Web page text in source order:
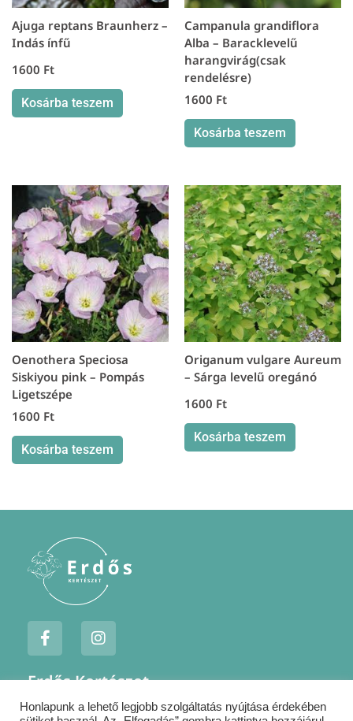
Ajuga reptans Braunherz –
Indás ínfű
1600 Ft
Kosárba teszem
Campanula grandiflora
Alba – Baracklevelű
harangvirág(csak
rendelésre)
1600 Ft
Kosárba teszem
Oenothera Speciosa
Siskiyou pink – Pompás
Ligetszépe
1600 Ft
Kosárba teszem
Origanum vulgare Aureum
– Sárga levelű oregánó
1600 Ft
Kosárba teszem
F
a
c
e
o
I
n
s
t
g
Erdős Kertészet
Jogi nyilatkozatok
Honlapunk a lehető legjobb szolgáltatás nyújtása érdekében